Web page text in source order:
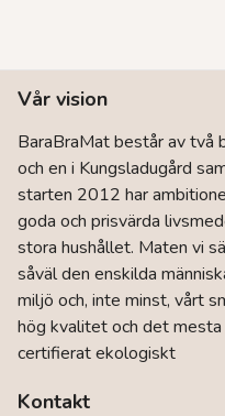
Vår vision
BaraBraMat består av två
och en i Kungsladugård
starten 2012 har
goda och prisvärda
stora hushållet. Maten vi
såväl den enskilda
miljö och, inte minst, vårt
hög kvalitet och det mesta
certifierat ekologiskt
Kontakt